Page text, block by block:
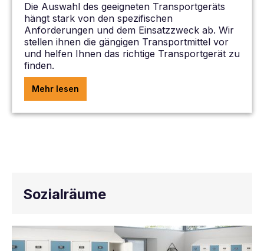
Die Auswahl des geeigneten Transportgeräts
hängt stark von den spezifischen
Anforderungen und dem Einsatzzweck ab. Wir
stellen ihnen die gängigen Transportmittel vor
und helfen Ihnen das richtige Transportgerät zu
finden.
Mehr lesen
Sozialräume